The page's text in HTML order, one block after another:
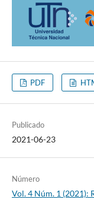
PDF
Publicado
2021-06-23
Número
Vol. 4 Núm. 1 (2021):